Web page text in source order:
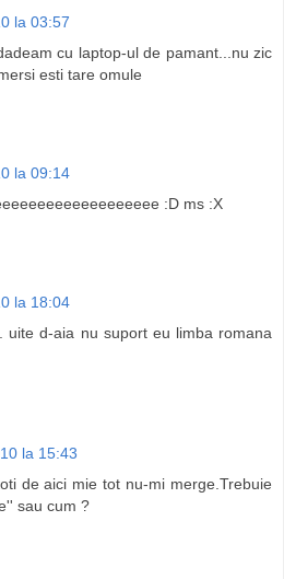
la 03:57
cu laptop-ul de pamant...nu zic
esti tare omule
la 09:14
:D ms :X
la 18:04
uite d-aia nu suport eu limba romana
la 15:43
de aici mie tot nu-mi merge.Trebuie
sau cum ?